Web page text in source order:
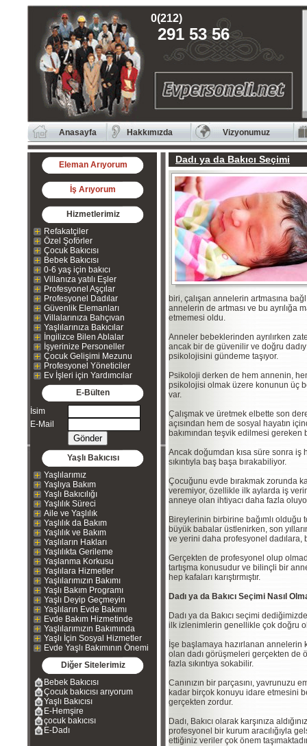
0(212)
291 53 56
Anasayfa Hakkımızda Vizyonumuz
Eleman Arıyorum
İş Arıyorum
Hizmetlerimiz
Refakatçiler
Özel Şoförler
Çocuk Bakıcısı
Bebek Bakıcısı
0-6 yaş için bakıcı
Villanıza yatılı Eşler
Profesyonel Aşçılar
Profesyonel Dadılar
Güvenlik Elemanları
Villalarınıza Bahçıvan
Yaşlılarınıza Bakıcılar
İngilizce Bilen Ablalar
İşyerinize Personeller
Çocuk Gelişimi Mezunu
Profesyonel Yöneticiler
Ev İşleri için Yardımcılar
E-Bülten
İsim
E-Mail
Yaşlı Bakıcısı
Yaşlılarımız
Yaşlıya Bakım
Yaşlı Bakıcılığı
Yaşlılık Süreci
Aile ve Yaşlılık
Yaşlılık da Bakım
Yaşlılık ve Bakım
Yaşlıların Hakları
Yaşlılıkta Gerileme
Yaşlanma Korkusu
Yaşlılara Hizmetler
Yaşlılarımızın Bakımı
Yaşlı Bakım Programı
Yaşlı Deyip Geçmeyin
Yaşlıların Evde Bakımı
Evde Bakım Hizmetinde
Yaşlılarımızın Bakımında
Yaşlı İçin Sosyal Hizmetler
Evde Yaşlı Bakımının Önemi
Diğer Sitelerimiz
Bebek Bakıcısı
Çocuk bakıcısı arıyorum
Yaşlı Bakıcısı
E-Hemşire
çocuk bakıcısı
E-Dadı
Dadı ya da Bakıcı Seçimi
biri, çalışan annelerin artmasına
annelerin de artması ve bu ayrılığa
etmemesi oldu.
Anneler bebeklerinden ayrılırken
ancak bir de güvenilir ve doğru
psikolojisini gündeme taşıyor.
Psikoloji derken de hem annenin,
psikolojisi olmak üzere konunun üç
var.
Çalışmak ve üretmek elbette son
açısından hem de sosyal hayatın
bakımından teşvik edilmesi gereken
Ancak doğumdan kısa süre sonra iş
sıkıntıyla baş başa bırakabiliyor.
Çocuğunu evde bırakmak zorunda
veremiyor, özellikle ilk aylarda iş
anneye olan ihtiyacı daha fazla
Bireylerinin birbirine bağımlı olduğu
büyük babalar üstlenirken, son
ve yerini daha profesyonel dadılara,
Gerçekten de profesyonel olup
tartışma konusudur ve bilinçli bir
hep kafaları karıştırmıştır.
Dadı ya da Bakıcı Seçimi Nasıl
Dadı ya da Bakıcı seçimi
ilk izlenimlerin genellikle çok doğru
İşe başlamaya hazırlanan annelerin
olan dadı görüşmeleri gerçekten de
fazla sıkıntıya sokabilir.
Canınızın bir parçasını, yavrunuzu
kadar birçok konuyu idare etmesini
gerçekten zordur.
Dadı, Bakıcı olarak karşınıza
profesyonel bir kurum aracılığıyla
ettiğiniz veriler çok önem